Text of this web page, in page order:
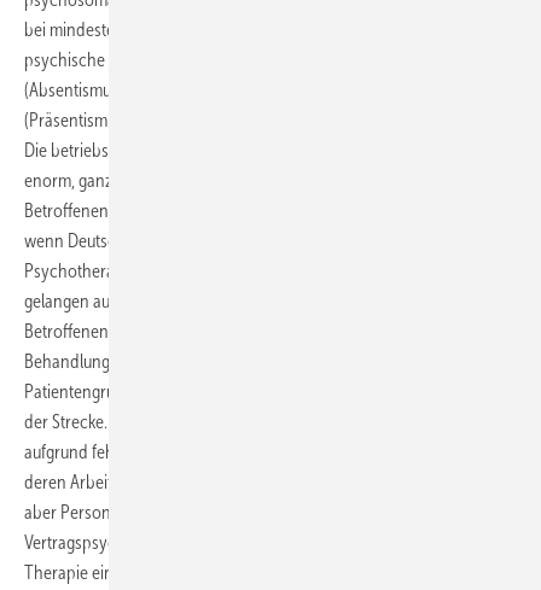
bei mindestens ca. 15 % liegen (OECD 2012). Folgerichtig werden
psychische Erkrankungen zunehmend auch für Arbeitsunfähigkeit
(Absentismus), Einbußen bei der beruflichen Leistungsfähigkeit
(Präsentismus) sowie für Frühberentungen verantwortlich gemacht.
Die betriebs- und volkswirtschaftlichen Kosten diesbezüglich sind
enorm, ganz abgesehen von den beträchtlichen Leiden, die für die
Betroffenen und deren Angehörige damit verbunden sind. Auch
wenn Deutschland bei der Versorgung der Bevölkerung mit
Psychotherapie weltweit einen Spitzenplatz einnehmen dürfte,
gelangen auch hierzulande nur etwa 15 % bis maximal 20 % der
Betroffenen rechtzeitig in den Genuss eines adäquaten
Behandlungsangebotes (Thornicroft et al. 2017). Bestimmte
Patientengruppen bleiben auch heute noch leider nur allzu häufig auf
der Strecke. Hierzu zählen z.B. Erkrankte mit Migrationshintergrund
aufgrund fehlender sprachlicher Voraussetzungen, Schichtarbeiter,
deren Arbeitszeiten keinen geregelten Therapiebesuch zulassen, oder
aber Personen, deren Motivation einem niedergelassenen
Vertragspsychotherapeuten zu unsicher erscheint, um vor der
Therapie ein aufwändiges Antragsverfahren zu initiieren. Andere